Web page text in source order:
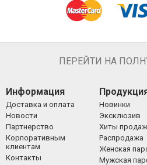
ПЕРЕЙТИ НА
Информация
Доставка и оплата
Новости
Партнерство
Корпоративным
клиентам
Контакты
Новинки
Эксклюзив
Хиты продаж
Распродажа
Женская
Мужская